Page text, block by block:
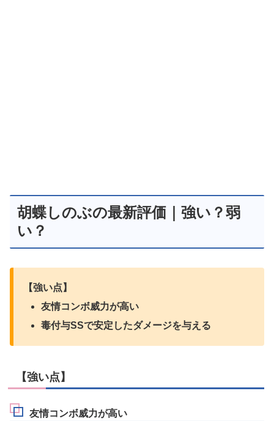
胡蝶しのぶの最新評価｜強い？弱
い？
【強い点】
友情コンボ威力が高い
毒付与SSで安定したダメージを与える
【強い点】
友情コンボ威力が高い